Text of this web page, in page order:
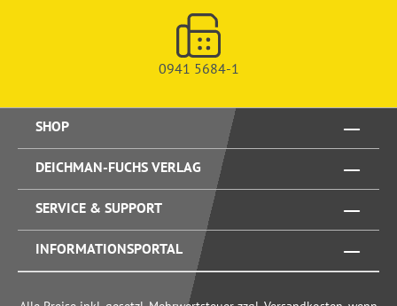
0941 5684-1
SHOP
DEICHMAN-FUCHS VERLAG
SERVICE & SUPPORT
INFORMATIONSPORTAL